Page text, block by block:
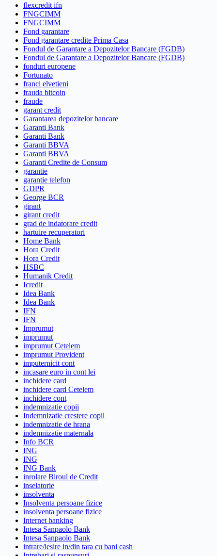
flexcredit ifn
FNGCIMM
FNGCIMM
Fond garantare
Fond garantare credite Prima Casa
Fondul de Garantare a Depozitelor Bancare (FGDB)
Fondul de Garantare a Depozitelor Bancare (FGDB)
fonduri europene
Fortunato
franci elvetieni
frauda bitcoin
fraude
garant credit
Garantarea depozitelor bancare
Garanti Bank
Garanti Bank
Garanti BBVA
Garanti BBVA
Garanti Credite de Consum
garantie
garantie telefon
GDPR
George BCR
girant
girant credit
grad de indatorare credit
hartuire recuperatori
Home Bank
Hora Credit
Hora Credit
HSBC
Humanik Credit
Icredit
Idea Bank
Idea Bank
IFN
IFN
Imprumut
imprumut
imprumut Cetelem
imprumut Provident
imputernicit cont
incasare euro in cont lei
inchidere card
inchidere card Cetelem
inchidere cont
indemnizatie copii
Indemnizatie crestere copil
indemnizatie de hrana
indemnizatie maternala
Info BCR
ING
ING
ING Bank
inrolare Biroul de Credit
inselatorie
insolventa
Insolventa persoane fizice
insolventa persoane fizice
Internet banking
Intesa Sanpaolo Bank
Intesa Sanpaolo Bank
intrare/iesire in/din tara cu bani cash